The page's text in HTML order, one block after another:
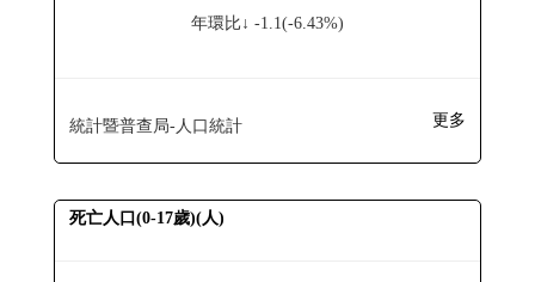
年環比↓ -1.1(-6.43%)
統計暨普查局-人口統計 更多
死亡人口(0-17歲)(人)